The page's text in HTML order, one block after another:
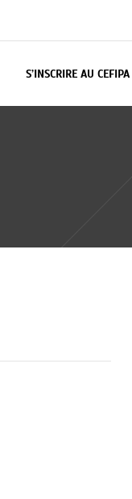
S’INSCRIRE AU CEFIPA